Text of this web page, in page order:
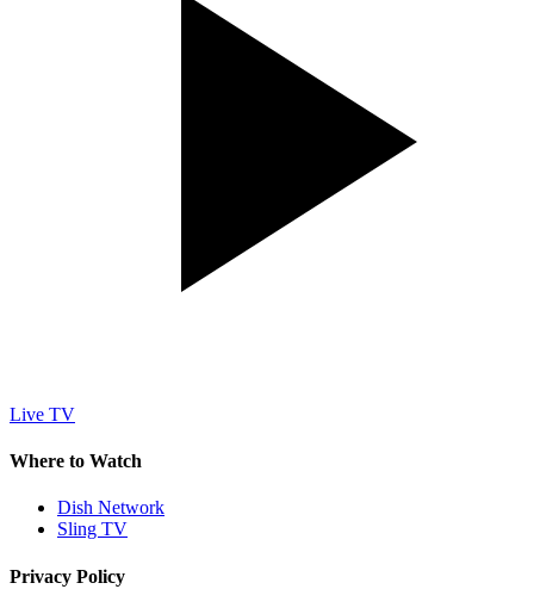
Live TV
Where to Watch
Dish Network
Sling TV
Privacy Policy